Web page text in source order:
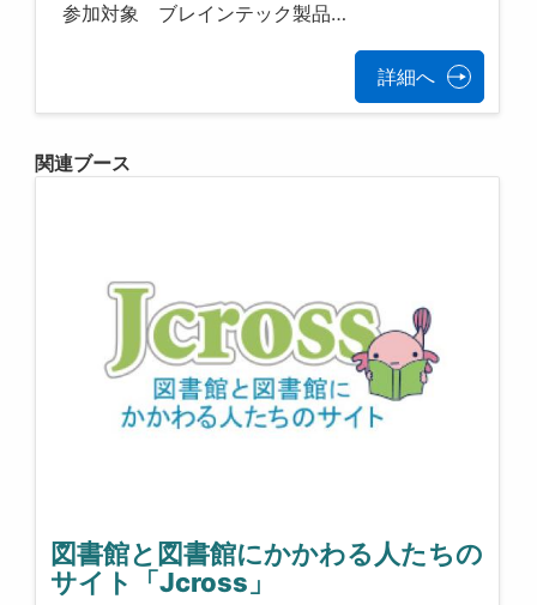
参加対象 ブレインテック製品…
詳細へ
関連ブース
図書館と図書館にかかわる人たちの
サイト「Jcross」